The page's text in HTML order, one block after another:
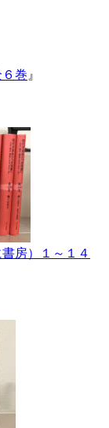
巻 』
房）１～１４